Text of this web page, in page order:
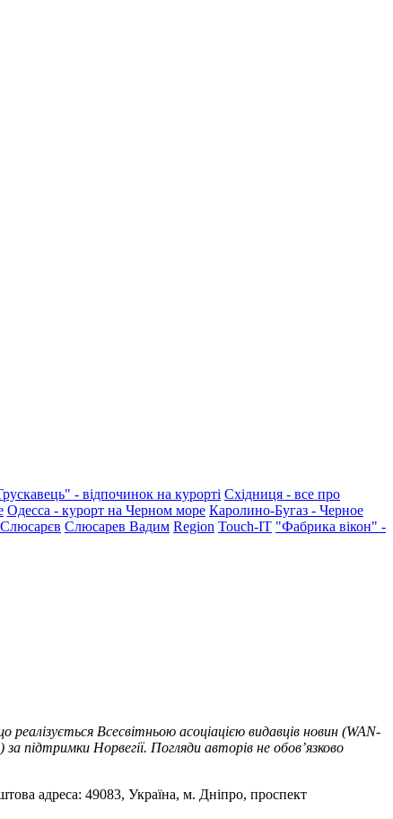
- відпочинок на курорті Східниця - все про
Одесса - курорт на Черном море Каролино-Бугаз - Черное
Слюсарев Вадим Region Touch-IT "Фабрика вікон" -
Всесвітньою асоціацією видавців новин (WAN-
підтримки Норвегії. Погляди авторів не обов’язково
адреса: 49083, Україна, м. Дніпро, проспект